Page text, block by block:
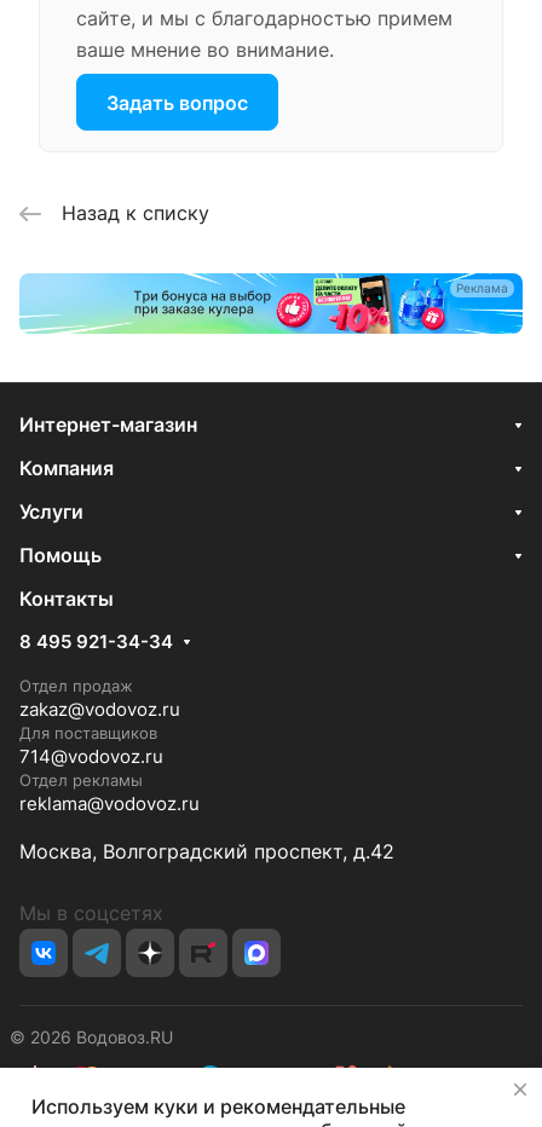
сайте, и мы с благодарностью примем
ваше мнение во внимание.
Задать вопрос
Назад к списку
Реклама
Интернет-магазин
Компания
Услуги
Помощь
Контакты
8 495 921-34-34
Отдел продаж
zakaz@vodovoz.ru
Для поставщиков
714@vodovoz.ru
Отдел рекламы
reklama@vodovoz.ru
Москва, Волгоградский проспект, д.42
Мы в соцсетях
© 2026 Водовоз.RU
КонфиденциальностьОферта
Используем куки и рекомендательные